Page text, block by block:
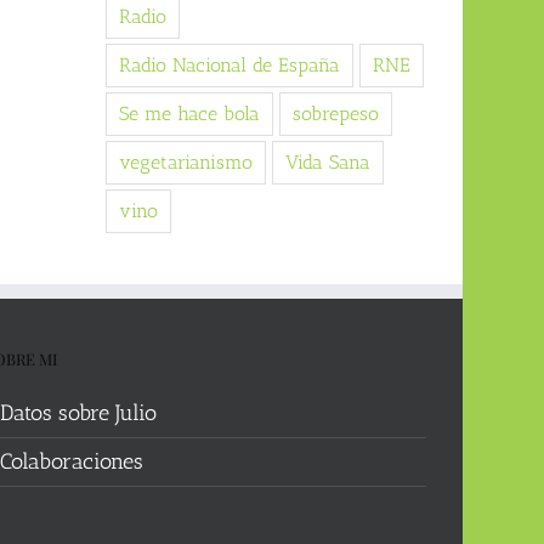
Radio
Radio Nacional de España RNE
Se me hace bola sobrepeso
vegetarianismo Vida Sana
vino
MI
Datos sobre Julio
Colaboraciones